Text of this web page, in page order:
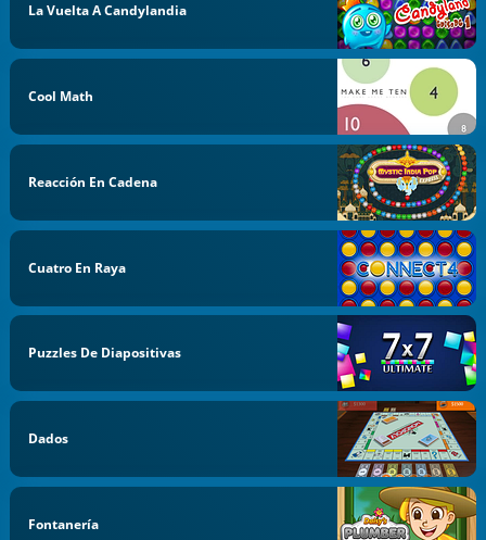
La Vuelta A Candylandia
Cool Math
Reacción En Cadena
Cuatro En Raya
Puzzles De Diapositivas
Dados
Fontanería